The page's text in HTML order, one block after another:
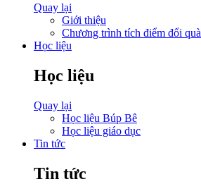
Quay lại
Giới thiệu
Chương trình tích điểm đổi quà
Học liệu
Học liệu
Quay lại
Học liệu Búp Bê
Học liệu giáo dục
Tin tức
Tin tức